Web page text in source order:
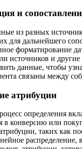
и
из разных
для дальнейшего
форматирование
источников и
данные, чтобы
связаны между
атрибуции
определения
в конверсию или
таких как
распределение,